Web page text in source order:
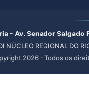
- Av. Senador
NÚCLEO REGIONAL DO
2026 - Todos os